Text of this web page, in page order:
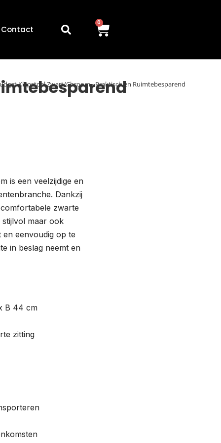
Contact
0
Klapstoel Zwart/Chroom - Praktisch en Ruimtebesparend
is een veelzijdige en
Dankzij
zwarte
stijlvol maar ook
en eenvoudig op te
in beslag neemt en
B 44 cm
zitting